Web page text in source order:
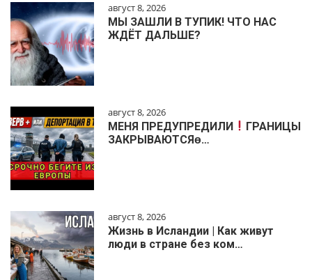
август 8, 2026
МЫ ЗАШЛИ В ТУПИК! ЧТО НАС
ЖДЁТ ДАЛЬШЕ?
август 8, 2026
МЕНЯ ПРЕДУПРЕДИЛИ
ГРАНИЦЫ
ЗАКРЫВАЮТСЯɵ…
август 8, 2026
Жизнь в Исландии | Как живут
люди в стране без ком…